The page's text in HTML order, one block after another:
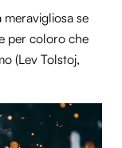
se
per coloro che
(Lev Tolstoj,